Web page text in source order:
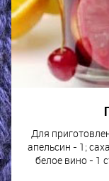
Для
апельсин - 1;
белое вино - 1